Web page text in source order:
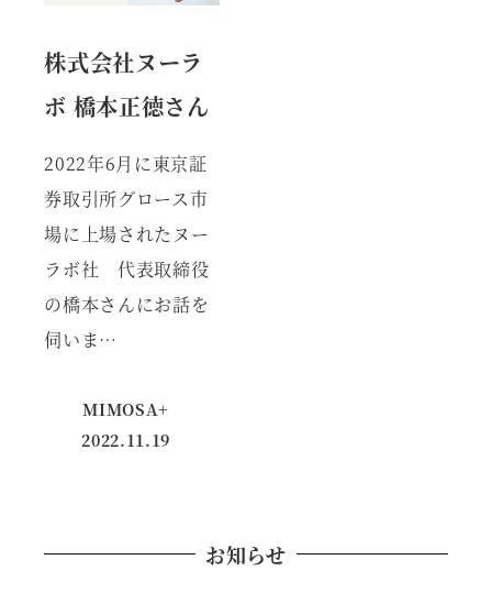
株式会社ヌーラ
ボ 橋本正徳さん
2022年6月に東京証
券取引所グロース市
場に上場されたヌー
ラボ社 代表取締役
の橋本さんにお話を
伺いま…
MIMOSA+
投稿日
2022.11.19
お知らせ